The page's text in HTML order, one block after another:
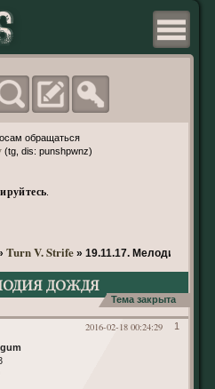
обращаться
(tg, dis: punshpwnz)
Turn V. Strife » 19.11.17. Мелодия
дождя
Тема закрыта
1
2016-02-18 00:24:29